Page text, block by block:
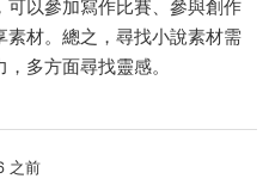
以參加寫作比賽、參與創作
材。總之，尋找小說素材需
多方面尋找靈感。
之前